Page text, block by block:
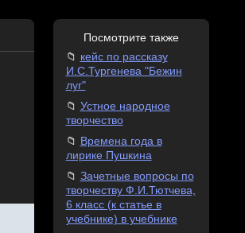
Посмотрите также
кейс по рассказу
И.С.Тургенева "Бежин
луг"
Устное народное
творчество
Времена года в
лирике Пушкина
Зачетные вопросы по
творчеству Ф.И.Тютчева,
6 класс (к статье в
учебнике) в учебнике